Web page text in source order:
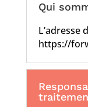
Qui
L’adresse
https://